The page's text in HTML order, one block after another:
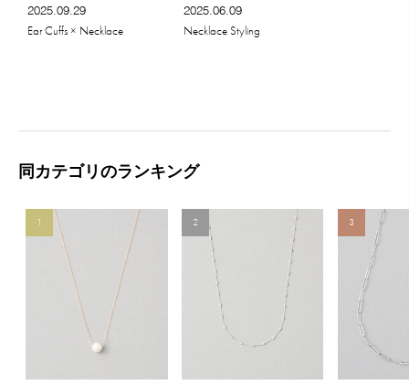
2025.09.29
Ear Cuffs × Necklace
2025.06.09
Necklace Styling
同カテゴリのランキング
1 2 3